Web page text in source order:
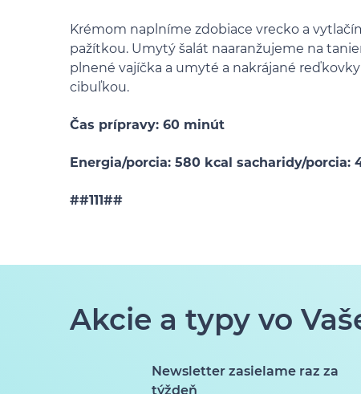
Krémom naplníme zdobiace vrecko a
pažítkou. Umytý šalát naaranžujeme na
plnené vajíčka a umyté a nakrájané
cibuľkou.
Čas prípravy: 60 minút
Energia/porcia: 580 kcal sacharidy/porcia:
##111##
Akcie a typy vo
Newsletter zasielame raz za
týždeň